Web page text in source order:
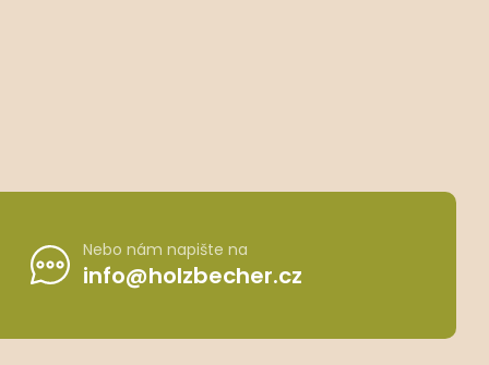
Nebo nám napište na
info@holzbecher.cz